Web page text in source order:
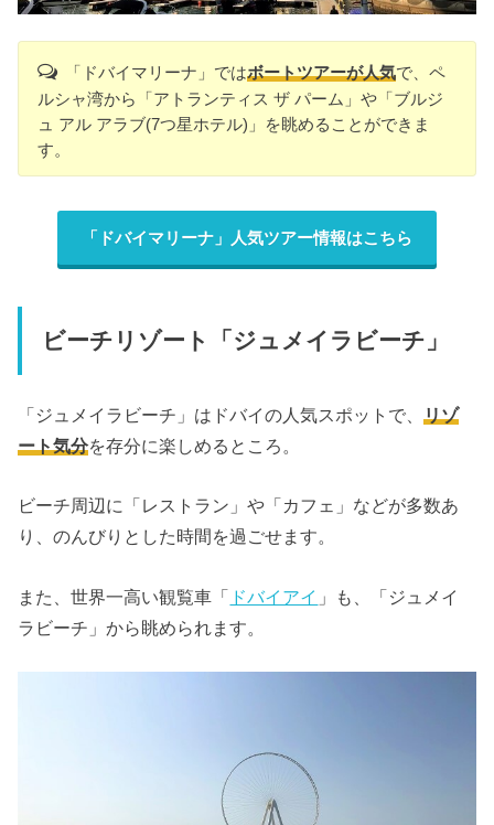
「ドバイマリーナ」ではボートツアーが人気で、ペ
ルシャ湾から「アトランティス ザ パーム」や「ブルジ
ュ アル アラブ(7つ星ホテル)」を眺めることができま
す。
「ドバイマリーナ」人気ツアー情報はこちら
ビーチリゾート「ジュメイラビーチ」
「ジュメイラビーチ」はドバイの人気スポットで、リゾ
ート気分を存分に楽しめるところ。
ビーチ周辺に「レストラン」や「カフェ」などが多数あ
り、のんびりとした時間を過ごせます。
また、世界一高い観覧車「 ドバイアイ 」も、「ジュメイ
ラビーチ」から眺められます。